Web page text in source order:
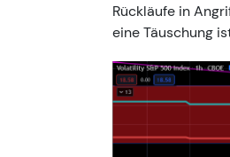
Rückläufe in
eine Täuschung